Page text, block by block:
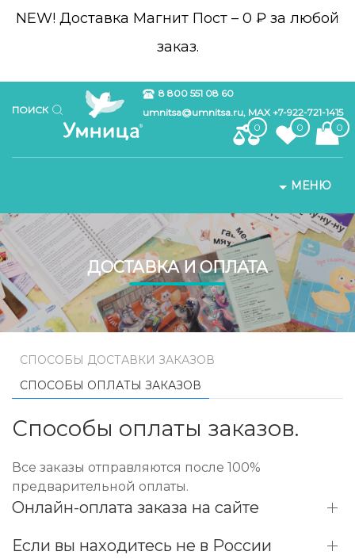
NEW! Доставка Магнит Пост – 0 ₽ за любой
заказ.
ПОИСК
8 800 551 08 60
umnitsa@umnitsa.ru, MAX +7-922-721-1415
0
0 0
МЕНЮ
ДОСТАВКА И ОПЛАТА
СПОСОБЫ ДОСТАВКИ ЗАКАЗОВ
СПОСОБЫ ОПЛАТЫ ЗАКАЗОВ
Способы оплаты заказов.
Все заказы отправляются после 100%
предварительной оплаты.
Онлайн-оплата заказа на сайте
Если вы находитесь не в России